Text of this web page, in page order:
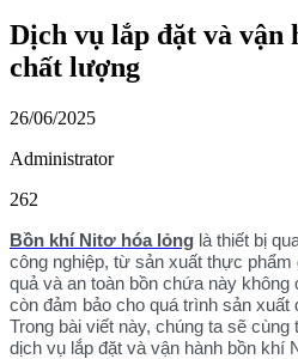
Dịch vụ lắp đặt và vận
chất lượng
26/06/2025
Administrator
262
Bồn khí Nitơ hóa lỏng là thiết bị
công nghiệp, từ sản xuất thực
quả và an toàn bồn chứa này
còn đảm bảo cho quá trình sản xuất
Trong bài viết này, chúng ta sẽ
dịch vụ lắp đặt và vận hành bồn khí